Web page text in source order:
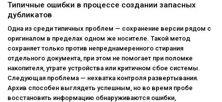
Типичные ошибки в процессе создании запасных
дубликатов
Одна из среди типичных проблем — сохранение версии рядом с
оригиналом в пределах одном же носителе. Такой метод
сохраняет только против непреднамеренного стирания
отдельного документа, при этом не помогает при поломке
накопителя, утрате устройства или критичном сбое системы.
Следующая проблема — нехватка контроля развертывания.
Архив способен выглядеть успешным, но во время пробе
восстановить информацию обнаруживаются ошибки,